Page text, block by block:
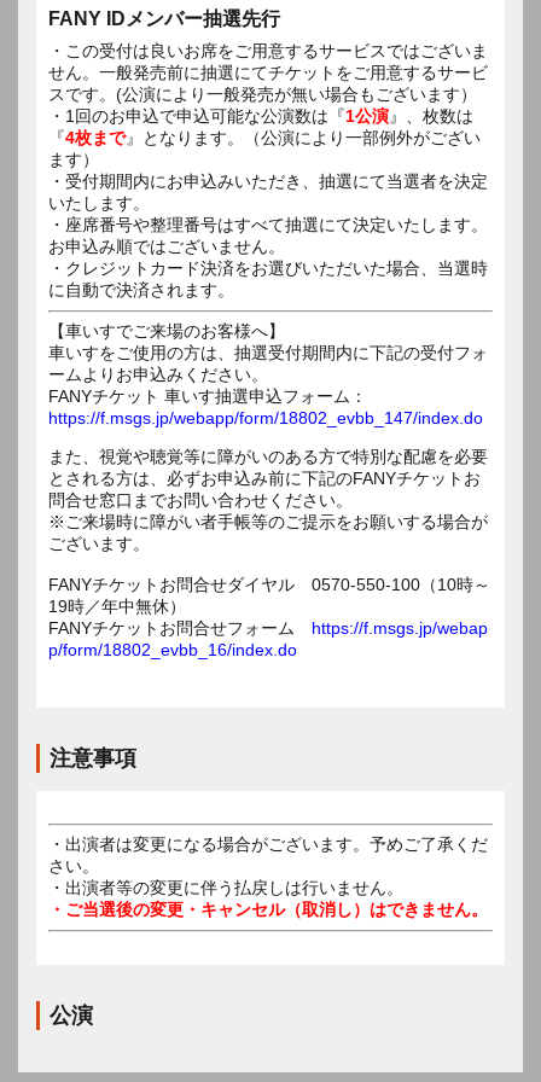
FANY IDメンバー抽選先行
・この受付は良いお席をご用意するサービスではございま
せん。一般発売前に抽選にてチケットをご用意するサービ
スです。(公演により一般発売が無い場合もございます）
・1回のお申込で申込可能な公演数は『1公演』、枚数は
『4枚まで』となります。（公演により一部例外がござい
ます）
・受付期間内にお申込みいただき、抽選にて当選者を決定
いたします。
・座席番号や整理番号はすべて抽選にて決定いたします。
お申込み順ではございません。
・クレジットカード決済をお選びいただいた場合、当選時
に自動で決済されます。
【車いすでご来場のお客様へ】
車いすをご使用の方は、抽選受付期間内に下記の受付フォ
ームよりお申込みください。
FANYチケット 車いす抽選申込フォーム：
https://f.msgs.jp/webapp/form/18802_evbb_147/index.do
また、視覚や聴覚等に障がいのある方で特別な配慮を必要
とされる方は、必ずお申込み前に下記のFANYチケットお
問合せ窓口までお問い合わせください。
※ご来場時に障がい者手帳等のご提示をお願いする場合が
ございます。
FANYチケットお問合せダイヤル 0570-550-100（10時～
19時／年中無休）
FANYチケットお問合せフォーム https://f.msgs.jp/webap
p/form/18802_evbb_16/index.do
注意事項
・出演者は変更になる場合がございます。予めご了承くだ
さい。
・出演者等の変更に伴う払戻しは行いません。
・ご当選後の変更・キャンセル（取消し）はできません。
公演